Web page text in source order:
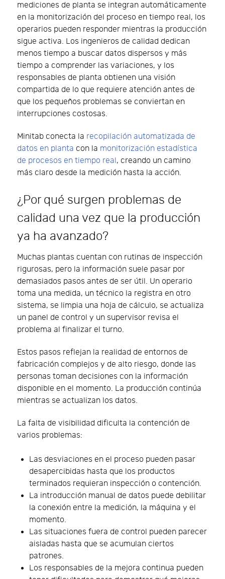
mediciones de planta se integran automáticamente
en la monitorización del proceso en tiempo real, los
operarios pueden responder mientras la producción
sigue activa. Los ingenieros de calidad dedican
menos tiempo a buscar datos dispersos y más
tiempo a comprender las variaciones, y los
responsables de planta obtienen una visión
compartida de lo que requiere atención antes de
que los pequeños problemas se conviertan en
interrupciones costosas.
Minitab conecta la recopilación automatizada de
datos en planta con la monitorización estadística
de procesos en tiempo real, creando un camino
más claro desde la medición hasta la acción.
¿Por qué surgen problemas de
calidad una vez que la producción
ya ha avanzado?
Muchas plantas cuentan con rutinas de inspección
rigurosas, pero la información suele pasar por
demasiados pasos antes de ser útil. Un operario
toma una medida, un técnico la registra en otro
sistema, se limpia una hoja de cálculo, se actualiza
un panel de control y un supervisor revisa el
problema al finalizar el turno.
Estos pasos reflejan la realidad de entornos de
fabricación complejos y de alto riesgo, donde las
personas toman decisiones con la información
disponible en el momento. La producción continúa
mientras se actualizan los datos.
La falta de visibilidad dificulta la contención de
varios problemas:
Las desviaciones en el proceso pueden pasar
desapercibidas hasta que los productos
terminados requieran inspección o contención.
La introducción manual de datos puede debilitar
la conexión entre la medición, la máquina y el
momento.
Las situaciones fuera de control pueden parecer
aisladas hasta que se acumulan ciertos
patrones.
Los responsables de la mejora continua pueden